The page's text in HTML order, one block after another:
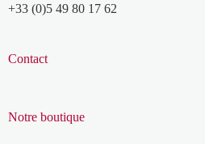
+33 (0)5 49 80 17 62
Contact
Notre boutique